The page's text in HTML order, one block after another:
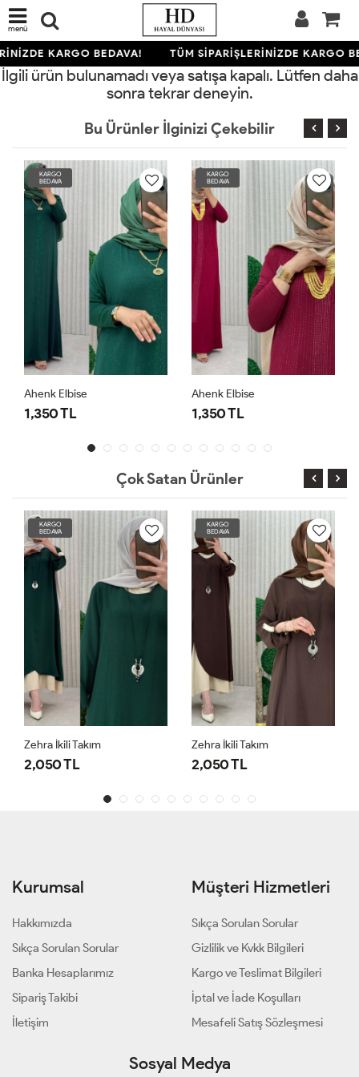
menü
KARGO BEDAVA! TÜM SİPARİŞLERİNİZDE KARGO
İlgili ürün bulunamadı veya satışa kapalı. Lütfen daha
sonra tekrar deneyin.
Bu Ürünler İlginizi Çekebilir
KARGO
BEDAVA
Ahenk Elbise
1,350 TL
KARGO
BEDAVA
Ahenk Elbise
1,350 TL
Çok Satan Ürünler
KARGO
BEDAVA
Zehra İkili Takım
2,050 TL
KARGO
BEDAVA
Zehra İkili Takım
2,050 TL
Kurumsal
Hakkımızda
Sıkça Sorulan Sorular
Banka Hesaplarımız
Sipariş Takibi
İletişim
Müşteri Hizmetleri
Sıkça Sorulan Sorular
Gizlilik ve Kvkk Bilgileri
Kargo ve Teslimat Bilgileri
İptal ve İade Koşulları
Mesafeli Satış Sözleşmesi
Sosyal Medya